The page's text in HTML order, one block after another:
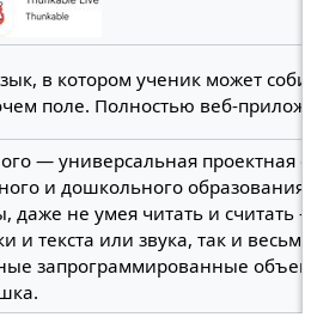
в котором ученик может
поле. Полностью веб-
— универсальная проектная
и дошкольного
даже не умея читать и считать
и текста или звука, так и
запрограммированные